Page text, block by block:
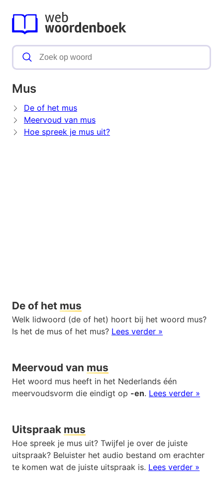
Mus
De of het mus
Meervoud van mus
Hoe spreek je mus uit?
De of het mus
Welk lidwoord (de of het) hoort bij het woord mus?
Is het de mus of het mus? Lees verder »
Meervoud van mus
Het woord mus heeft in het Nederlands één
meervoudsvorm die eindigt op -en. Lees verder »
Uitspraak mus
Hoe spreek je mus uit? Twijfel je over de juiste
uitspraak? Beluister het audio bestand om erachter
te komen wat de juiste uitspraak is. Lees verder »